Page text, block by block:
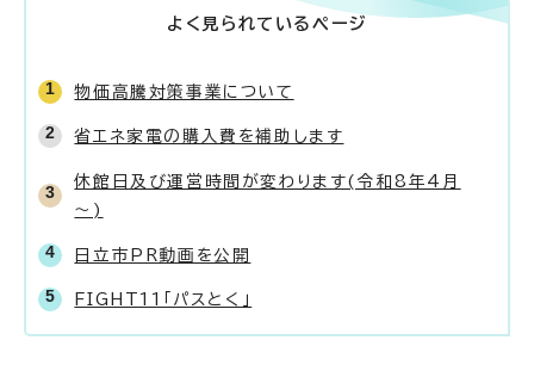
よく見られているページ
物価高騰対策事業について
省エネ家電の購入費を補助します
休館日及び運営時間が変わります(令和8年4月
～)
日立市PR動画を公開
FIGHT11「パスとく」